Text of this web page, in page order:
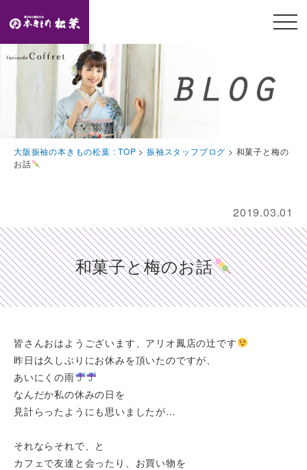
トップページ
Feature
本きもの松葉の特徴
Collection
振袖コレクション
Plan
プラン
Shop list
店舗一覧
Pick up
スタッフブログ
メニ
大阪振袖の本きもの松葉 : TOP >振袖スタッフブログ > 和菓子と梅の
お話
2019.03.01
和菓子と梅のお話
皆さんおはようございます、アリオ鳳店の辻です
昨日は久しぶりにお休みを頂いたのですが、
あいにくの雨
なんだか私の休みの日を
見計らったようにも思いましたが…
それならそれで、と
カフェで友達と会ったり、お買い物を